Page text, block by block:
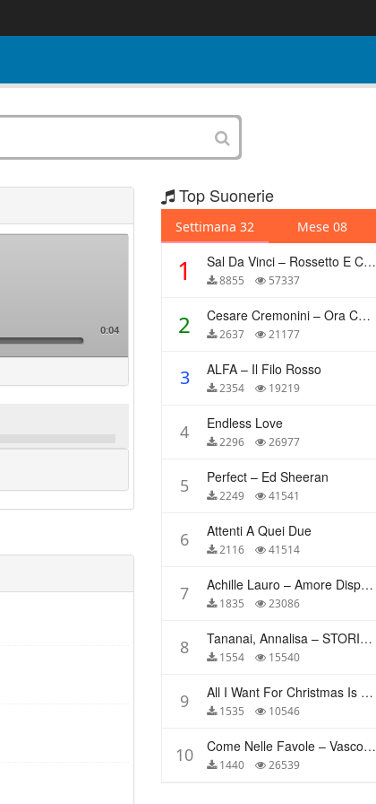
0:04
Top Suonerie
Settimana 32 Mese 08
1 Sal Da Vinci – Rossetto E Caffè
8855 57337
2 Cesare Cremonini – Ora Che Non Ho Più Te
2637 21177
3 ALFA – Il Filo Rosso
2354 19219
4 Endless Love
2296 26977
5 Perfect – Ed Sheeran
2249 41541
6 Attenti A Quei Due
2116 41514
7 Achille Lauro – Amore Disperato
1835 23086
8 Tananai, Annalisa – STORIE BREVI
1554 15540
9 All I Want For Christmas Is You – Mariah Carey
1535 10546
10 Come Nelle Favole – Vasco Rossi
1440 26539